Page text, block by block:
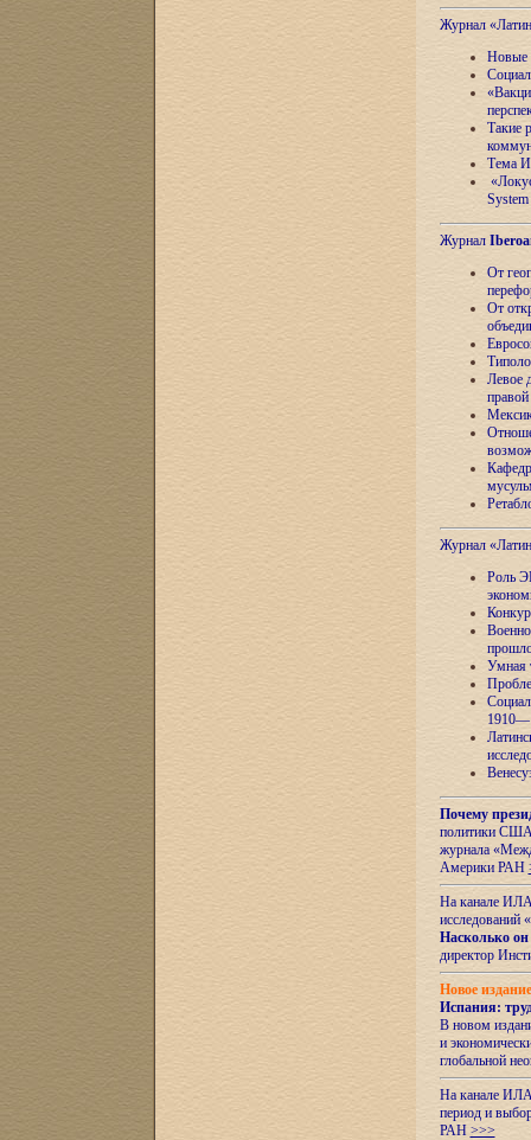
Журнал
Новые
Такие
Тема
Журнал
От
От
Левое
Журнал
Роль
Умная
Почему
политики США
журнала
Америки РАН
На канале ИЛА
исследований «
Насколько он
директор
Новое
Испания:
В новом
и
глобальной
На канале
период и
РАН >>>